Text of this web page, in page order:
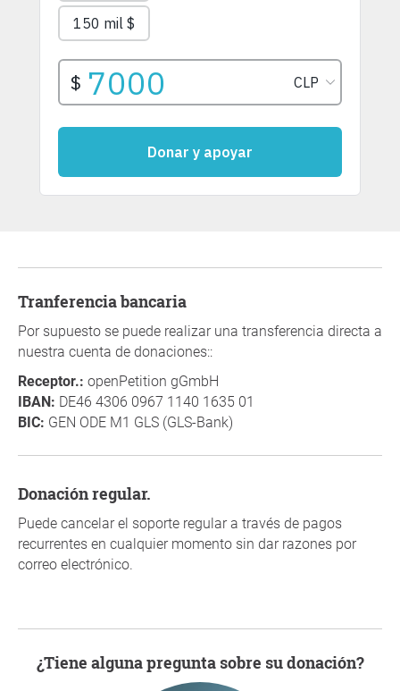
Tranferencia bancaria
Por supuesto se puede realizar una transferencia directa a
nuestra cuenta de donaciones::
Receptor.: openPetition gGmbH
IBAN: DE46 4306 0967 1140 1635 01
BIC: GEN ODE M1 GLS (GLS-Bank)
Donación regular.
Puede cancelar el soporte regular a través de pagos
recurrentes en cualquier momento sin dar razones por
correo electrónico.
¿Tiene alguna pregunta sobre su donación?